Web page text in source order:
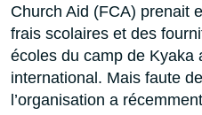
Church Aid (FCA) prenait
frais scolaires et des
écoles du camp de Kyaka
international. Mais faute
l’organisation a